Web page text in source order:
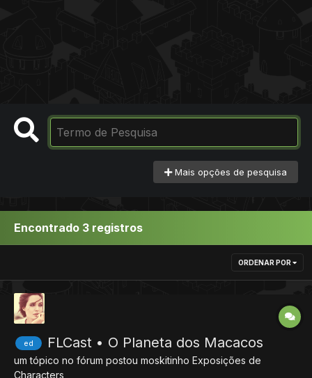
Mais opções de pesquisa
Encontrado 3 registros
ORDENAR POR
ed FLCast • O Planeta dos Macacos
um tópico no fórum postou moskitinho Exposições de
Characters